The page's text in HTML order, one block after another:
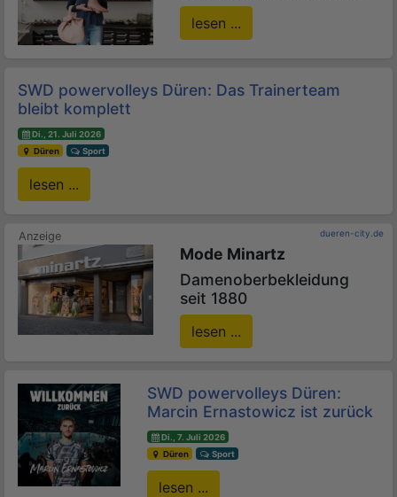
lesen ...
SWD powervolleys Düren: Das Trainerteam
bleibt komplett
Di., 21. Juli 2026
Düren
Sport
lesen ...
dueren-city.de
Mode Minartz
Damenoberbekleidung
seit 1880
lesen ...
SWD powervolleys Düren:
Marcin Ernastowicz ist zurück
Di., 7. Juli 2026
Düren
Sport
lesen ...